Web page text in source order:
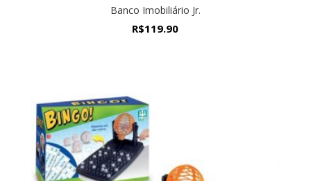
Banco Imobiliário Jr.
R$119.90